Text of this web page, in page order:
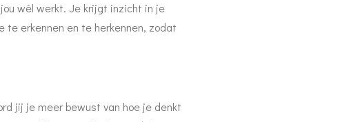
wèl werkt. Je krijgt inzicht in je
te erkennen en te herkennen, zodat
jij je meer bewust van hoe je denkt